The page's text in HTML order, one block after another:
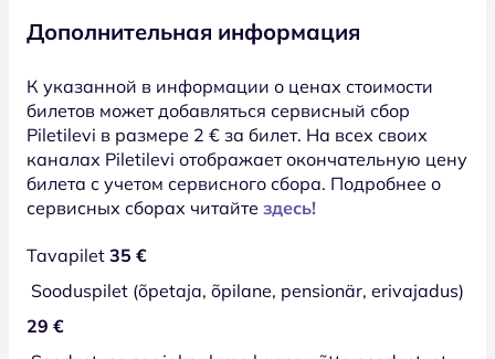
Дополнительная информация
К указанной в информации о ценах стоимости
билетов может добавляться сервисный сбор
Piletilevi в размере 2 € за билет. На всех своих
каналах Piletilevi отображает окончательную цену
билета с учетом сервисного сбора. Подробнее о
сервисных сборах читайте здесь!
Tavapilet 35 €
Sooduspilet (õpetaja, õpilane, pensionär, erivajadus)
29 €